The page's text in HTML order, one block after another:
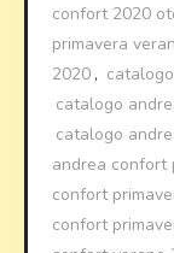
confort 2020
primavera
2020 ,
catalogo
catalogo
andrea confort
confort
confort